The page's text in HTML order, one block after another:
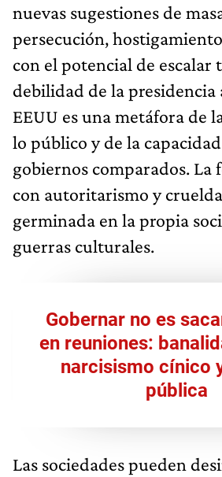
nuevas sugestiones de
persecución,
con el potencial de escalar
debilidad de la presidencia
EEUU es una metáfora de
lo público y de la
gobiernos comparados. La
con autoritarismo y
germinada en la propia
guerras culturales.
Gobernar no es
en reuniones:
narcisismo cínico
pública
Las sociedades pueden